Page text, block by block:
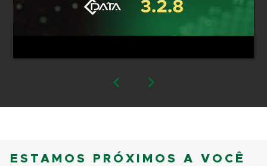
ESTAMOS PRÓXIMOS A VOCÊ